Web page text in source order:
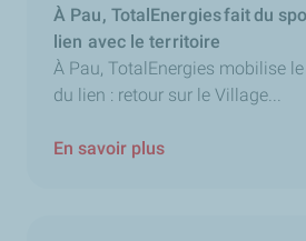
À Pau, TotalEnergies fait du
lien avec le territoire
À Pau, TotalEnergies mobilise
du lien : retour sur le Village...
En savoir plus